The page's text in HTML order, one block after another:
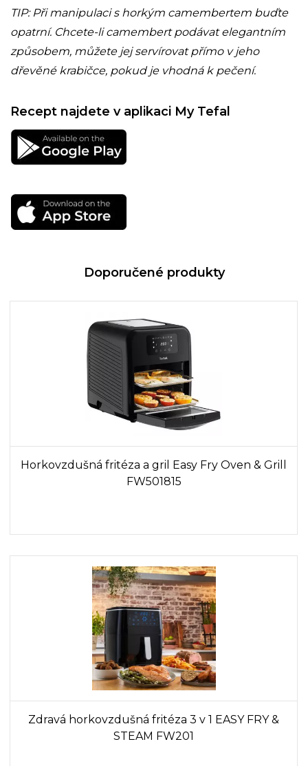
TIP: Při manipulaci s horkým camembertem buďte
opatrní. Chcete-li camembert podávat elegantním
způsobem, můžete jej servírovat přímo v jeho
dřevěné krabičce, pokud je vhodná k pečení.
Recept najdete v aplikaci My Tefal
Doporučené produkty
Horkovzdušná fritéza a gril Easy Fry Oven & Grill
FW501815
Zdravá horkovzdušná fritéza 3 v 1 EASY FRY &
STEAM FW201